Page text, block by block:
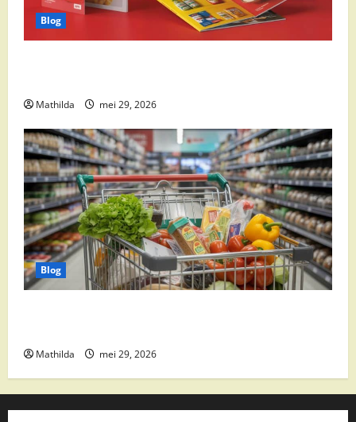
Blog
Mathilda mei 29, 2026
Blog
Mathilda mei 29, 2026